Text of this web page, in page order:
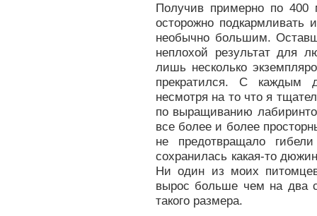
Получив примерно по 400
осторожно
необычно большим.
неплохой результат для
лишь несколько
прекратился. С каждым
несмотря на то что я
по выращиванию
все более и более
не предотвращало
сохранилась какая-то
Ни один из моих
вырос больше чем на два
такого размера.